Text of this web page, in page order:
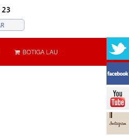
BOTIGA LAU